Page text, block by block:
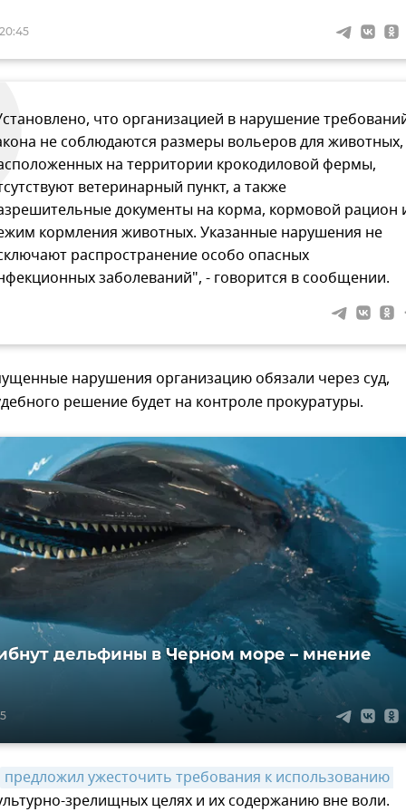
что организацией в нарушение
не соблюдаются размеры вольеров для животных,
на территории крокодиловой фермы,
ветеринарный пункт, а также
документы на корма, кормовой рацион
кормления животных. Указанные нарушения не
распространение особо опасных
заболеваний", - говорится в сообщении.
нарушения организацию обязали через суд,
решение будет на контроле прокуратуры.
дельфины в Черном море – мнение
предложил ужесточить требования к использованию
зрелищных целях и их содержанию вне воли.